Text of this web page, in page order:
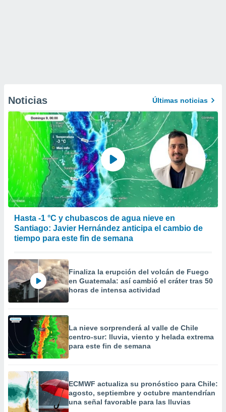
Noticias Últimas noticias
Hasta -1 °C y chubascos de agua nieve en
Santiago: Javier Hernández anticipa el cambio de
tiempo para este fin de semana
Finaliza la erupción del volcán de Fuego
en Guatemala: así cambió el cráter tras 50
horas de intensa actividad
La nieve sorprenderá al valle de Chile
centro-sur: lluvia, viento y helada extrema
para este fin de semana
ECMWF actualiza su pronóstico para Chile:
agosto, septiembre y octubre mantendrían
una señal favorable para las lluvias